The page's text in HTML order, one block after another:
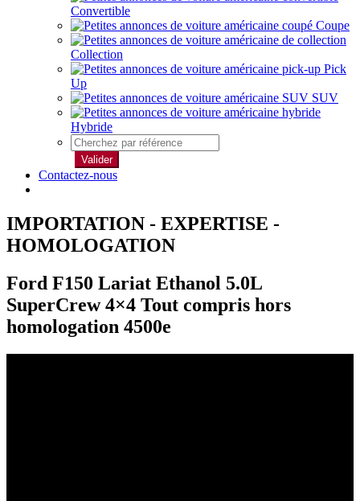
Convertible
Coupe
Collection
Pick
Up
SUV
Hybride
Valider
Contactez-nous
IMPORTATION - EXPERTISE -
HOMOLOGATION
Ford F150 Lariat Ethanol 5.0L
SuperCrew 4×4 Tout compris hors
homologation 4500e